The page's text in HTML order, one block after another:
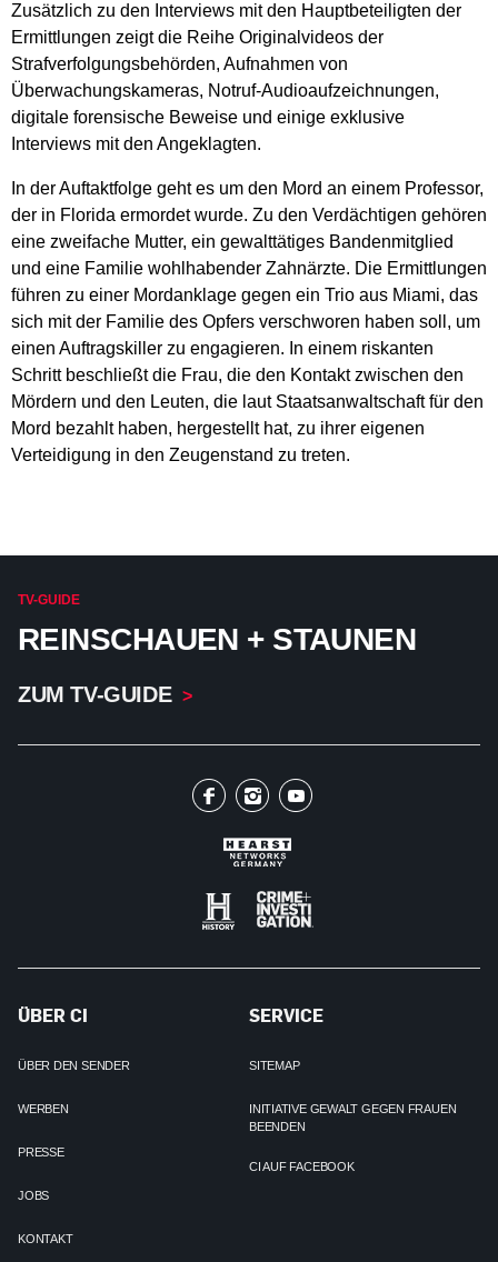
Zusätzlich zu den Interviews mit den Hauptbeteiligten der
Ermittlungen zeigt die Reihe Originalvideos der
Strafverfolgungsbehörden, Aufnahmen von
Überwachungskameras, Notruf-Audioaufzeichnungen,
digitale forensische Beweise und einige exklusive
Interviews mit den Angeklagten.
In der Auftaktfolge geht es um den Mord an einem Professor,
der in Florida ermordet wurde. Zu den Verdächtigen gehören
eine zweifache Mutter, ein gewalttätiges Bandenmitglied
und eine Familie wohlhabender Zahnärzte. Die Ermittlungen
führen zu einer Mordanklage gegen ein Trio aus Miami, das
sich mit der Familie des Opfers verschworen haben soll, um
einen Auftragskiller zu engagieren. In einem riskanten
Schritt beschließt die Frau, die den Kontakt zwischen den
Mördern und den Leuten, die laut Staatsanwaltschaft für den
Mord bezahlt haben, hergestellt hat, zu ihrer eigenen
Verteidigung in den Zeugenstand zu treten.
TV-GUIDE
REINSCHAUEN + STAUNEN
ZUM TV-GUIDE
ÜBER CI
ÜBER DEN SENDER
WERBEN
PRESSE
JOBS
KONTAKT
SERVICE
SITEMAP
INITIATIVE GEWALT GEGEN FRAUEN
BEENDEN
CI AUF FACEBOOK